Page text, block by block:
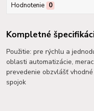
Hodnotenie 0
Kompletné
Použitie: pre rýchlu a
oblasti automatizácie,
prevedenie obzvlášť
spojok